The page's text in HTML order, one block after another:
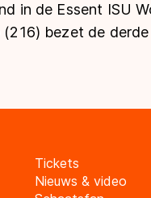
in de Essent ISU
bezet de derde
Tickets
Nieuws & video